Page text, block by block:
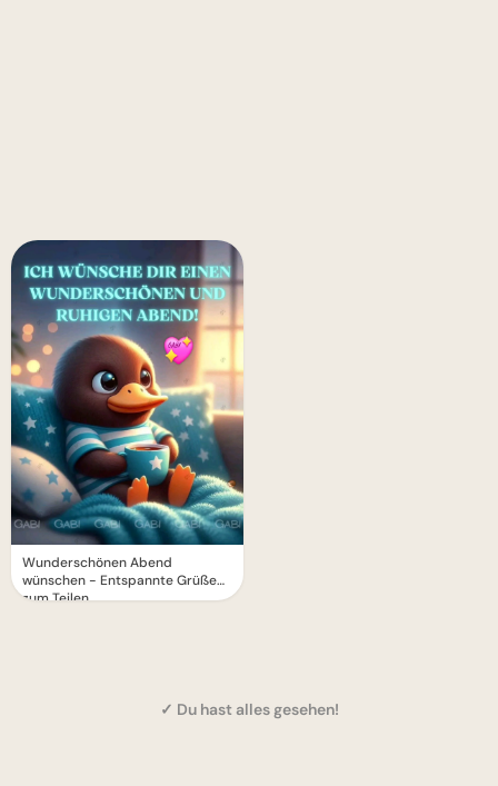
Wunderschönen Abend
wünschen - Entspannte Grüße
zum Teilen
✓ Du hast alles gesehen!